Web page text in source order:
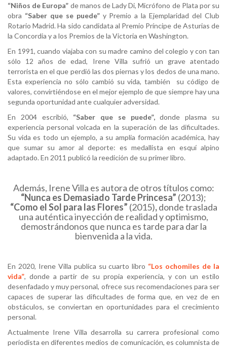
“Niños de Europa” de manos de Lady Di, Micrófono de Plata por su
obra “Saber que se puede” y Premio a la Ejemplaridad del Club
Rotario Madrid. Ha sido candidata al Premio Príncipe de Asturias de
la Concordia y a los Premios de la Victoria en Washington.
En 1991, cuando viajaba con su madre camino del colegio y con tan
sólo 12 años de edad, Irene Villa sufrió un grave atentado
terrorista en el que perdió las dos piernas y los dedos de una mano.
Esta experiencia no sólo cambió su vida, también su código de
valores, convirtiéndose en el mejor ejemplo de que siempre hay una
segunda oportunidad ante cualquier adversidad.
En 2004 escribió, “Saber que se puede”,donde plasma su
experiencia personal volcada en la superación de las dificultades.
Su vida es todo un ejemplo, a su amplia formación académica, hay
que sumar su amor al deporte: es medallista en esquí alpino
adaptado. En 2011 publicó la reedición de su primer libro.
Además, Irene Villa es autora de otros títulos como:
“Nunca es Demasiado Tarde Princesa” (2013);
“Como el Sol para las Flores” (2015),donde traslada
una auténtica inyección de realidad y optimismo,
demostrándonos que nunca es tarde para dar la
bienvenida a la vida.
En 2020, Irene Villa publica su cuarto libro “Los ochomiles de la
vida”, donde a partir de su propia experiencia, y con un estilo
desenfadado y muy personal, ofrece sus recomendaciones para ser
capaces de superar las dificultades de forma que, en vez de en
obstáculos, se conviertan en oportunidades para el crecimiento
personal.
Actualmente Irene Villa desarrolla su carrera profesional como
periodista en diferentes medios de comunicación, es columnista de